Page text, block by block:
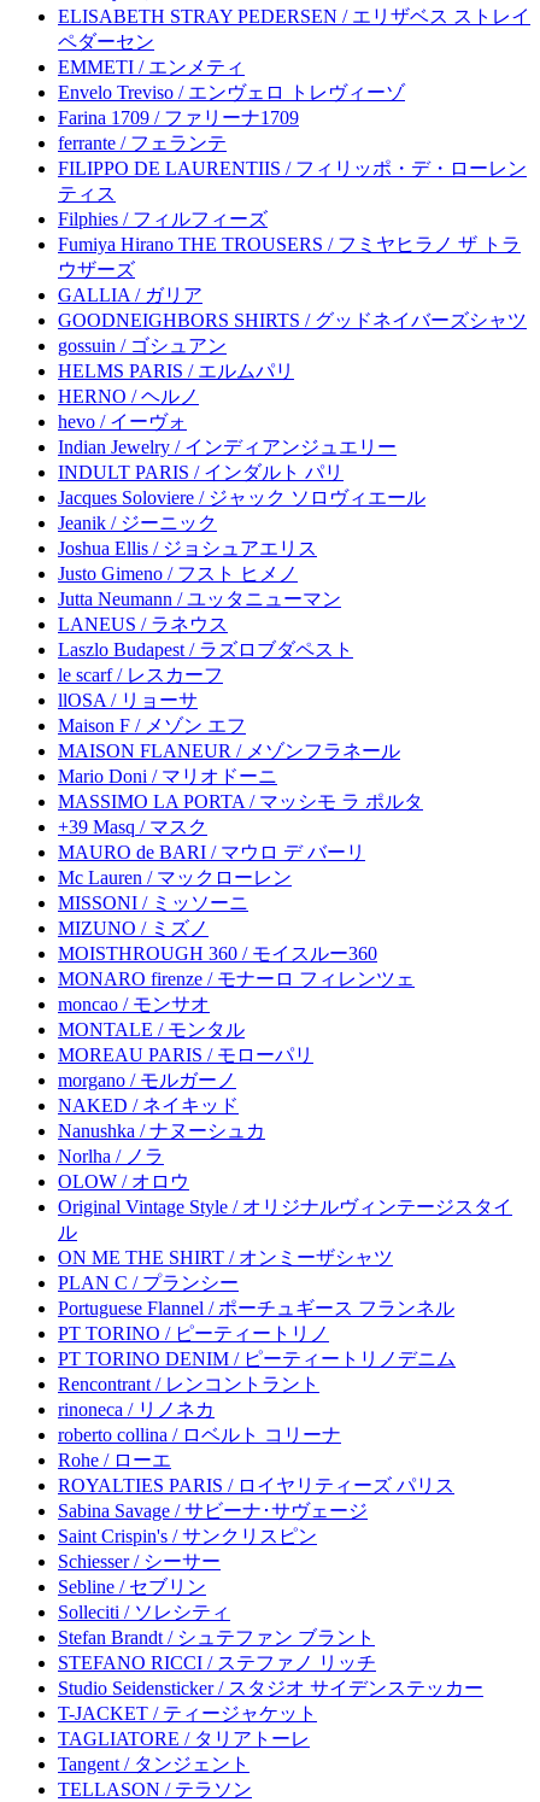
ELISABETH STRAY PEDERSEN / エリザベス ストレイ
ペダーセン
EMMETI / エンメティ
Envelo Treviso / エンヴェロ トレヴィーゾ
Farina 1709 / ファリーナ1709
ferrante / フェランテ
FILIPPO DE LAURENTIIS / フィリッポ・デ・ローレン
ティス
Filphies / フィルフィーズ
Fumiya Hirano THE TROUSERS / フミヤヒラノ ザ トラ
ウザーズ
GALLIA / ガリア
GOODNEIGHBORS SHIRTS / グッドネイバーズシャツ
gossuin / ゴシュアン
HELMS PARIS / エルムパリ
HERNO / ヘルノ
hevo / イーヴォ
Indian Jewelry / インディアンジュエリー
INDULT PARIS / インダルト パリ
Jacques Soloviere / ジャック ソロヴィエール
Jeanik / ジーニック
Joshua Ellis / ジョシュアエリス
Justo Gimeno / フスト ヒメノ
Jutta Neumann / ユッタニューマン
LANEUS / ラネウス
Laszlo Budapest / ラズロブダペスト
le scarf / レスカーフ
llOSA / リョーサ
Maison F / メゾン エフ
MAISON FLANEUR / メゾンフラネール
Mario Doni / マリオドーニ
MASSIMO LA PORTA / マッシモ ラ ポルタ
+39 Masq / マスク
MAURO de BARI / マウロ デ バーリ
Mc Lauren / マックローレン
MISSONI / ミッソーニ
MIZUNO / ミズノ
MOISTHROUGH 360 / モイスルー360
MONARO firenze / モナーロ フィレンツェ
moncao / モンサオ
MONTALE / モンタル
MOREAU PARIS / モローパリ
morgano / モルガーノ
NAKED / ネイキッド
Nanushka / ナヌーシュカ
Norlha / ノラ
OLOW / オロウ
Original Vintage Style / オリジナルヴィンテージスタイ
ル
ON ME THE SHIRT / オンミーザシャツ
PLAN C / プランシー
Portuguese Flannel / ポーチュギース フランネル
PT TORINO / ピーティートリノ
PT TORINO DENIM / ピーティートリノデニム
Rencontrant / レンコントラント
rinoneca / リノネカ
roberto collina / ロベルト コリーナ
Rohe / ローエ
ROYALTIES PARIS / ロイヤリティーズ パリス
Sabina Savage / サビーナ･サヴェージ
Saint Crispin's / サンクリスピン
Schiesser / シーサー
Sebline / セブリン
Solleciti / ソレシティ
Stefan Brandt / シュテファン ブラント
STEFANO RICCI / ステファノ リッチ
Studio Seidensticker / スタジオ サイデンステッカー
T-JACKET / ティージャケット
TAGLIATORE / タリアトーレ
Tangent / タンジェント
TELLASON / テラソン